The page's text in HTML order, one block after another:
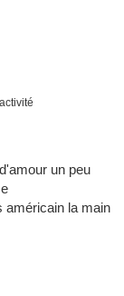
un peu
américain la main